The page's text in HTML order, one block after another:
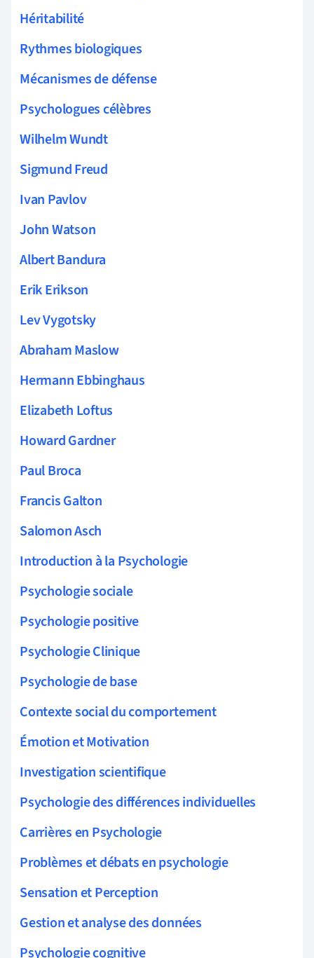
Héritabilité
Rythmes biologiques
Mécanismes de défense
Psychologues célèbres
Wilhelm Wundt
Sigmund Freud
Ivan Pavlov
John Watson
Albert Bandura
Erik Erikson
Lev Vygotsky
Abraham Maslow
Hermann Ebbinghaus
Elizabeth Loftus
Howard Gardner
Paul Broca
Francis Galton
Salomon Asch
Introduction à la Psychologie
Psychologie sociale
Psychologie positive
Psychologie Clinique
Psychologie de base
Contexte social du comportement
Émotion et Motivation
Investigation scientifique
Psychologie des différences individuelles
Carrières en Psychologie
Problèmes et débats en psychologie
Sensation et Perception
Gestion et analyse des données
Psychologie cognitive